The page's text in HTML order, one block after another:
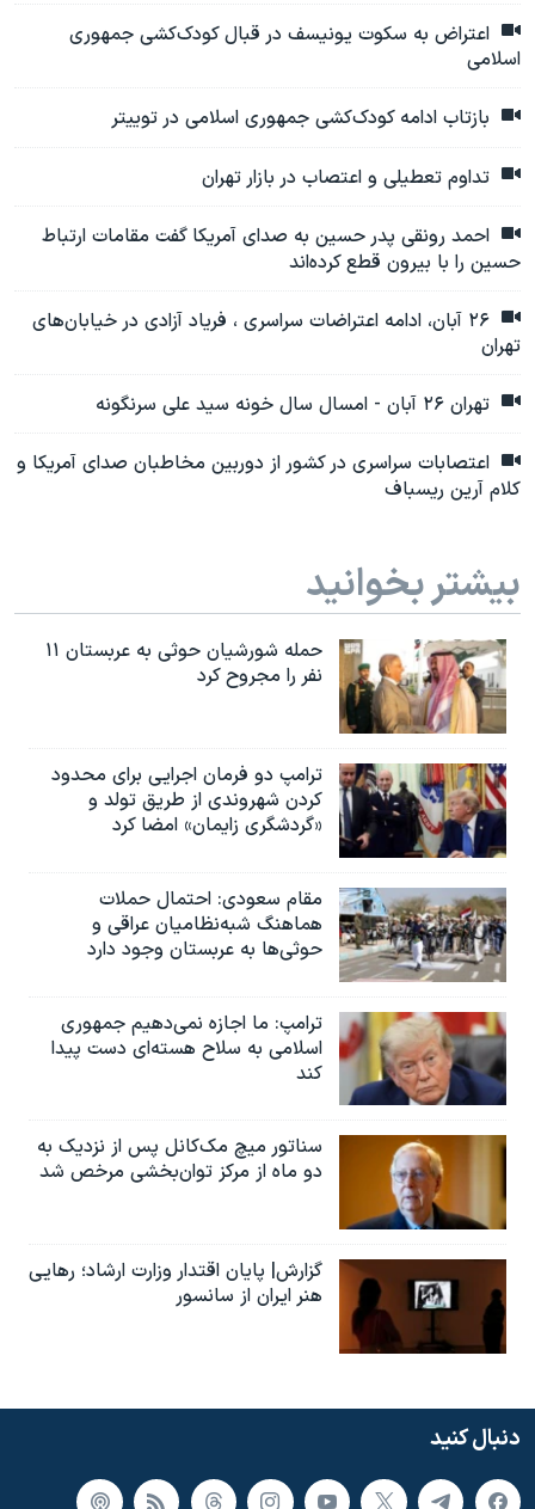
اعتراض به سکوت یونیسف در قبال کودک‌کشی جمهوری
اسلامی
بازتاب ادامه کودک‌کشی جمهوری اسلامی در توییتر
تداوم تعطیلی و اعتصاب در بازار تهران
احمد رونقی پدر حسین به صدای آمریکا گفت مقامات ارتباط
حسین را با بیرون قطع کرده‌اند
۲۶ آبان، ادامه اعتراضات سراسری ، فریاد آزادی در خیابان‌های
تهران
تهران ۲۶ آبان - امسال سال خونه سید علی سرنگونه
اعتصابات سراسری در کشور از دوربین مخاطبان صدای آمریکا و
کلام آرین ریسباف
بیشتر بخوانید
حمله شورشیان حوثی به عربستان ۱۱
نفر را مجروح کرد
ترامپ دو فرمان اجرایی برای محدود
کردن شهروندی از طریق تولد و
«گردشگری زایمان» امضا کرد
مقام سعودی: احتمال حملات
هماهنگ شبه‌نظامیان عراقی و
حوثی‌ها به عربستان وجود دارد
ترامپ: ما اجازه نمی‌دهیم جمهوری
اسلامی به سلاح هسته‌ای دست پیدا
کند
سناتور میچ مک‌کانل پس از نزدیک به
دو ماه از مرکز توان‌بخشی مرخص شد
گزارش| پایان اقتدار وزارت ارشاد؛ رهایی
هنر ایران از سانسور
دنبال کنید